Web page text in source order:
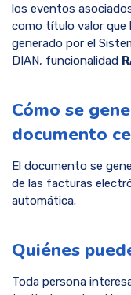
los eventos
como título valor que
generado por el
DIAN, funcionalidad
Cómo se
documento
El documento se
de las facturas
automática.
Quiénes
Toda persona